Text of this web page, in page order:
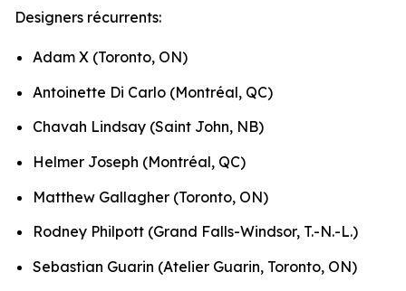
Designers récurrents:
Adam X (Toronto, ON)
Antoinette Di Carlo (Montréal, QC)
Chavah Lindsay (Saint John, NB)
Helmer Joseph (Montréal, QC)
Matthew Gallagher (Toronto, ON)
Rodney Philpott (Grand Falls-Windsor, T.-N.-L.)
Sebastian Guarin (Atelier Guarin, Toronto, ON)